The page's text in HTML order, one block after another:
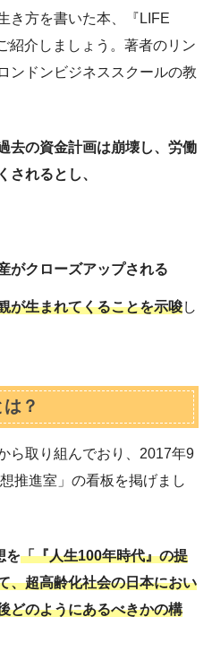
き方を書いた本、『LIFE
紹介しましょう。著者のリン
ンドンビジネススクールの教
去の資金計画は崩壊し、労働
されるとし、
がクローズアップされる
が生まれてくることを示唆し
？
ら取り組んでおり、2017年9
推進室」の看板を掲げまし
を「『人生100年時代』の提
、超高齢化社会の日本におい
どのようにあるべきかの構